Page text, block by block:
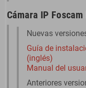
Cámara IP
Nuevas
Guía de
(inglés)
Manual del
Anteriores